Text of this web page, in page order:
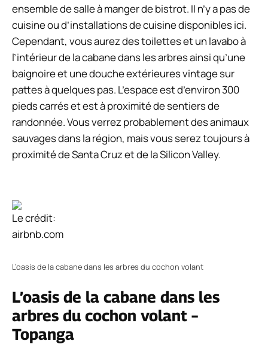
ensemble de salle à manger de bistrot. Il n’y a pas de
cuisine ou d’installations de cuisine disponibles ici.
Cependant, vous aurez des toilettes et un lavabo à
l’intérieur de la cabane dans les arbres ainsi qu’une
baignoire et une douche extérieures vintage sur
pattes à quelques pas. L’espace est d’environ 300
pieds carrés et est à proximité de sentiers de
randonnée. Vous verrez probablement des animaux
sauvages dans la région, mais vous serez toujours à
proximité de Santa Cruz et de la Silicon Valley.
Le crédit:
airbnb.com
L’oasis de la cabane dans les arbres du cochon volant
L’oasis de la cabane dans les
arbres du cochon volant –
Topanga